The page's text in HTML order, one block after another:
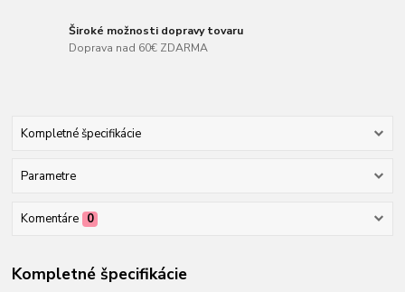
Široké možnosti dopravy tovaru
Doprava nad 60€ ZDARMA
Kompletné špecifikácie
Parametre
Komentáre 0
Kompletné špecifikácie